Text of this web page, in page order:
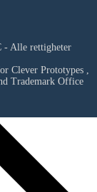
- Alle rettigheter
Clever Prototypes ,
Trademark Office